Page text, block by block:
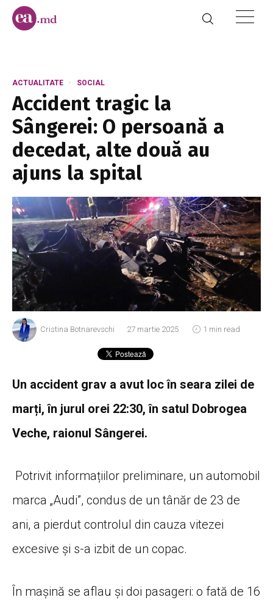
ACTUALITATE SOCIAL
Accident tragic la
Sângerei: O persoană a
decedat, alte două au
ajuns la spital
Cristina Botnarevschi 27 martie 2025 1 min read
Un accident grav a avut loc în seara zilei de
marți, în jurul orei 22:30, în satul Dobrogea
Veche, raionul Sângerei.
Potrivit informațiilor preliminare, un automobil
marca „Audi”, condus de un tânăr de 23 de
ani, a pierdut controlul din cauza vitezei
excesive și s-a izbit de un copac.
În mașină se aflau și doi pasageri: o fată de 16